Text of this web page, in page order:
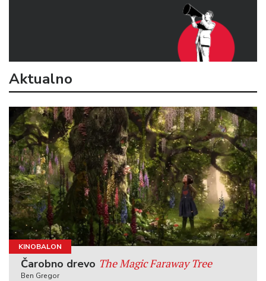
Aktualno
KINOBALON
Čarobno drevo The Magic Faraway Tree
Ben Gregor